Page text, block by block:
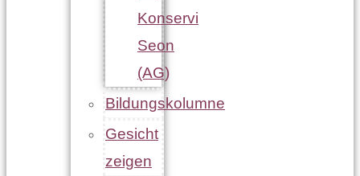
Konservi
Seon
(AG)
Bildungskolumne
Gesicht
zeigen